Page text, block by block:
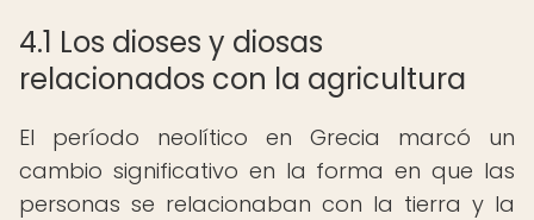
4.1 Los dioses y diosas
relacionados con la agricultura
El período neolítico en Grecia marcó un
cambio significativo en la forma en que las
personas se relacionaban con la tierra y la